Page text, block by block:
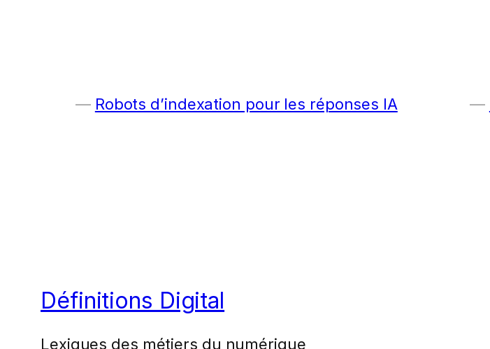
Robots d’indexation pour les réponses IA
Définitions Digital
Lexiques des métiers du numérique